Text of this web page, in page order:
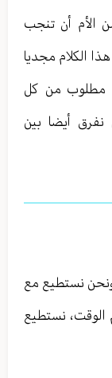
الأم أن تنجب
الكلام مجديا
مطلوب من كل
نفرق أيضا بين
نستطيع مع
الوقت، نستطيع